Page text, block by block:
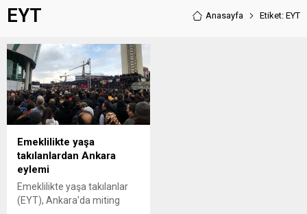
EYT Anasayfa Etiket: EYT
Emeklilikte yaşa
takılanlardan Ankara
eylemi
Emeklilikte yaşa takılanlar
(EYT), Ankara'da miting